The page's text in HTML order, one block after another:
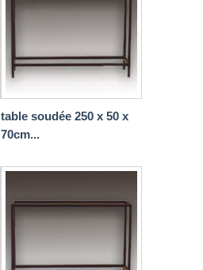
table soudée 250 x 50 x
70cm...